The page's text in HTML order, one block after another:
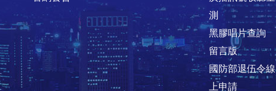
測
黑膠唱片查詢
留言版
國防部退伍令線
上申請